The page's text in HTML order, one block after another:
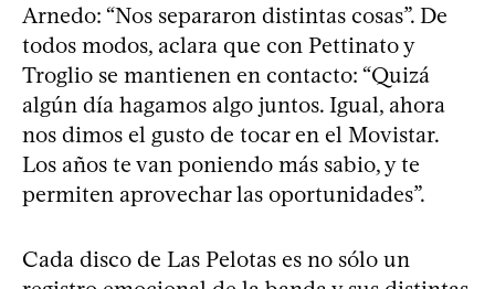
Arnedo: “Nos separaron distintas cosas”. De
todos modos, aclara que con Pettinato y
Troglio se mantienen en contacto: “Quizá
algún día hagamos algo juntos. Igual, ahora
nos dimos el gusto de tocar en el Movistar.
Los años te van poniendo más sabio, y te
permiten aprovechar las oportunidades”.
Cada disco de Las Pelotas es no sólo un